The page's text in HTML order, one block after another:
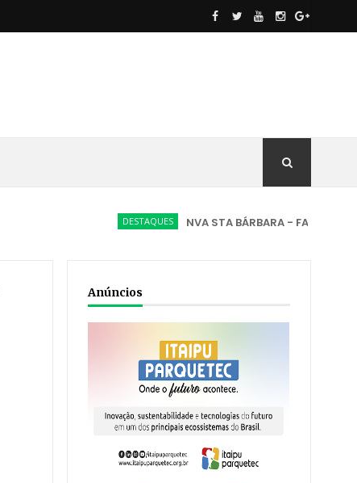
DESTAQUES
NVA STA BÁRBARA - FATO INÉDITO, O
Anúncios